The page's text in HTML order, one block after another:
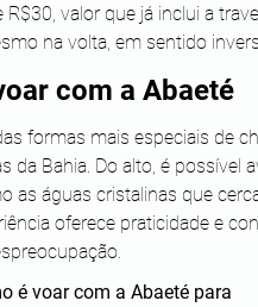
valor que já inclui a
na volta, em sentido
com a Abaeté
formas mais especiais de
da Bahia. Do alto, é possível
as águas cristalinas que
oferece praticidade e
é voar com a Abaeté para